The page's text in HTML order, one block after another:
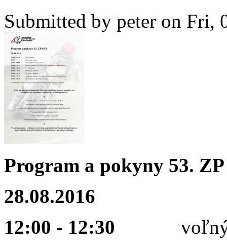
Submitted by peter on Fri,
Program a pokyny 53. ZP
28.08.2016
12:00 - 12:30 voľný